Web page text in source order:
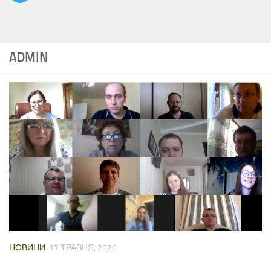
ADMIN
НОВИНИ 17 ТРАВНЯ, 2020